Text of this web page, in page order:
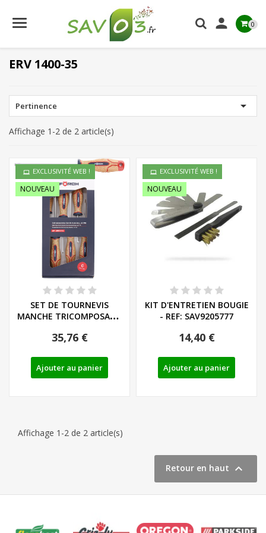
 0
ERV 1400-35
Pertinence 
Affichage 1-2 de 2 article(s)
EXCLUSIVITÉ WEB !
NOUVEAU
SET DE TOURNEVIS
MANCHE TRICOMPOSANT
35,76 €
Ajouter au panier
EXCLUSIVITÉ WEB !
NOUVEAU
KIT D'ENTRETIEN BOUGIE
- REF: SAV9205777
14,40 €
Ajouter au panier
Affichage 1-2 de 2 article(s)
Retour en haut 